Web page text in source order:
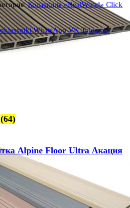
(64)
Коллекция «RealWood» Click
WhatsApp VK Telegram
Alpine Floor Ultra Акация